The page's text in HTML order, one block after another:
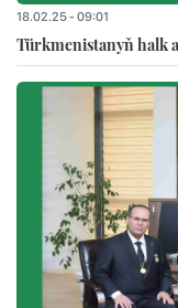
18.02.25 - 09:01
Türkmenistanyň halk